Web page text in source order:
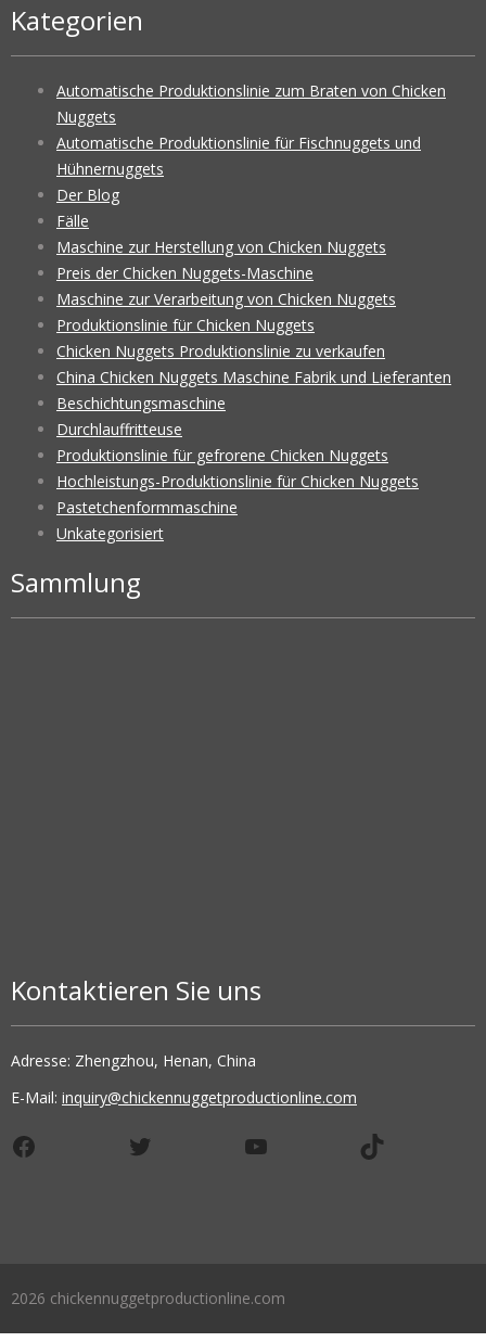
Kategorien
Automatische Produktionslinie zum Braten von Chicken
Nuggets
Automatische Produktionslinie für Fischnuggets und
Hühnernuggets
Der Blog
Fälle
Maschine zur Herstellung von Chicken Nuggets
Preis der Chicken Nuggets-Maschine
Maschine zur Verarbeitung von Chicken Nuggets
Produktionslinie für Chicken Nuggets
Chicken Nuggets Produktionslinie zu verkaufen
China Chicken Nuggets Maschine Fabrik und Lieferanten
Beschichtungsmaschine
Durchlauffritteuse
Produktionslinie für gefrorene Chicken Nuggets
Hochleistungs-Produktionslinie für Chicken Nuggets
Pastetchenformmaschine
Unkategorisiert
Sammlung
Kontaktieren Sie uns
Adresse: Zhengzhou, Henan, China
E-Mail: inquiry@chickennuggetproductionline.com
Facebook Twitter YouTube TikTok
2026 chickennuggetproductionline.com